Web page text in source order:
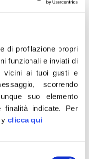
di profilazione propri
funzionali e inviati di
vicini ai tuoi gusti e
scorrendo
suo elemento
indicate. Per
clicca qui
caro Zingaretti, ha
dell’Italia: No MES
ha fatto come
di fare la Francia e
per strangolare